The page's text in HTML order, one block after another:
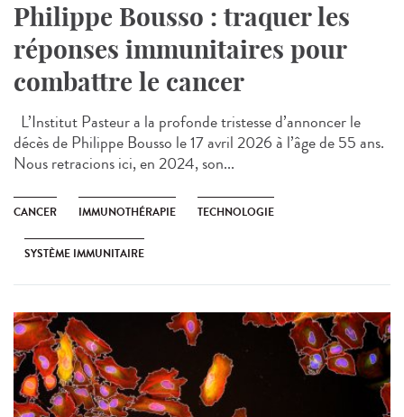
Philippe Bousso : traquer les
réponses immunitaires pour
combattre le cancer
L’Institut Pasteur a la profonde tristesse d’annoncer le
décès de Philippe Bousso le 17 avril 2026 à l’âge de 55 ans.
Nous retracions ici, en 2024, son...
CANCER IMMUNOTHÉRAPIE TECHNOLOGIE
SYSTÈME IMMUNITAIRE